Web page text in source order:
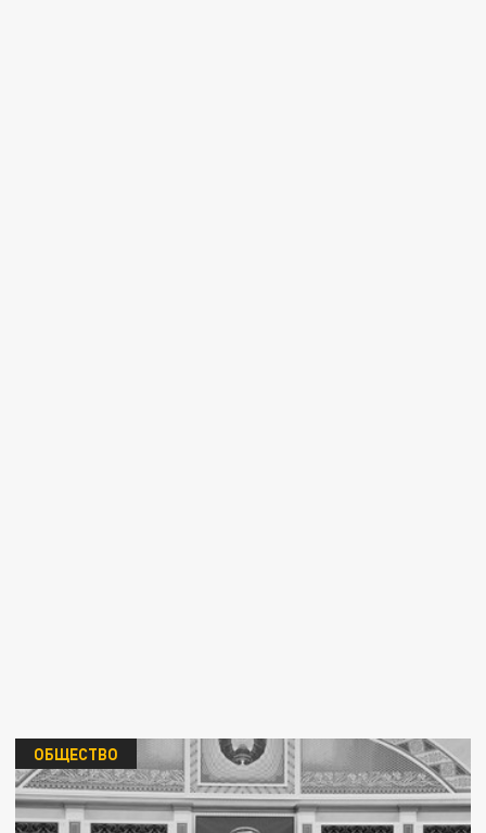
ОБЩЕСТВО